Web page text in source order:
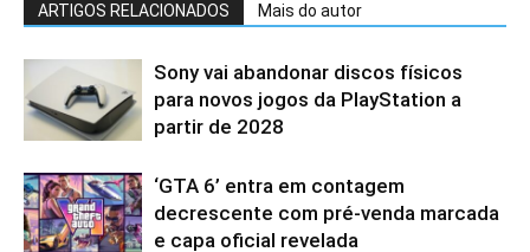
ARTIGOS RELACIONADOS Mais do autor
Sony vai abandonar discos físicos
para novos jogos da PlayStation a
partir de 2028
‘GTA 6’ entra em contagem
decrescente com pré-venda marcada
e capa oficial revelada